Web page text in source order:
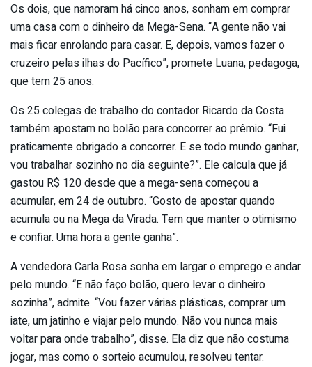
Os dois, que namoram há cinco anos, sonham em comprar
uma casa com o dinheiro da Mega-Sena. “A gente não vai
mais ficar enrolando para casar. E, depois, vamos fazer o
cruzeiro pelas ilhas do Pacífico”, promete Luana, pedagoga,
que tem 25 anos.
Os 25 colegas de trabalho do contador Ricardo da Costa
também apostam no bolão para concorrer ao prêmio. “Fui
praticamente obrigado a concorrer. E se todo mundo ganhar,
vou trabalhar sozinho no dia seguinte?”. Ele calcula que já
gastou R$ 120 desde que a mega-sena começou a
acumular, em 24 de outubro. “Gosto de apostar quando
acumula ou na Mega da Virada. Tem que manter o otimismo
e confiar. Uma hora a gente ganha”.
A vendedora Carla Rosa sonha em largar o emprego e andar
pelo mundo. “E não faço bolão, quero levar o dinheiro
sozinha”, admite. “Vou fazer várias plásticas, comprar um
iate, um jatinho e viajar pelo mundo. Não vou nunca mais
voltar para onde trabalho”, disse. Ela diz que não costuma
jogar, mas como o sorteio acumulou, resolveu tentar.